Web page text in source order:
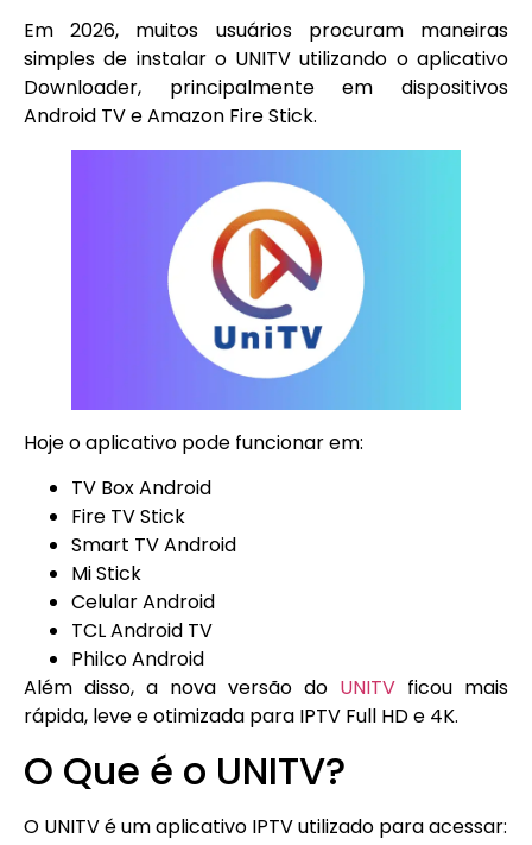
Em 2026, muitos usuários procuram maneiras
simples de instalar o UNITV utilizando o aplicativo
Downloader, principalmente em dispositivos
Android TV e Amazon Fire Stick.
Hoje o aplicativo pode funcionar em:
TV Box Android
Fire TV Stick
Smart TV Android
Mi Stick
Celular Android
TCL Android TV
Philco Android
Além disso, a nova versão do UNITV ficou mais
rápida, leve e otimizada para IPTV Full HD e 4K.
O Que é o UNITV?
O UNITV é um aplicativo IPTV utilizado para acessar: